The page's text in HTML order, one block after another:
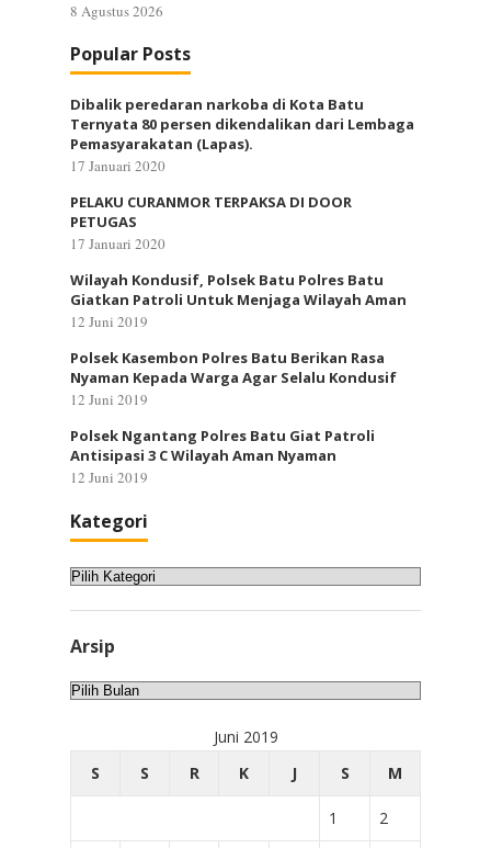
8 Agustus 2026
Popular Posts
Dibalik peredaran narkoba di Kota Batu
Ternyata 80 persen dikendalikan dari Lembaga
Pemasyarakatan (Lapas).
17 Januari 2020
PELAKU CURANMOR TERPAKSA DI DOOR
PETUGAS
17 Januari 2020
Wilayah Kondusif, Polsek Batu Polres Batu
Giatkan Patroli Untuk Menjaga Wilayah Aman
12 Juni 2019
Polsek Kasembon Polres Batu Berikan Rasa
Nyaman Kepada Warga Agar Selalu Kondusif
12 Juni 2019
Polsek Ngantang Polres Batu Giat Patroli
Antisipasi 3 C Wilayah Aman Nyaman
12 Juni 2019
Kategori
Kategori
Arsip
Arsip
Juni 2019
S
S R K J S M
1 2